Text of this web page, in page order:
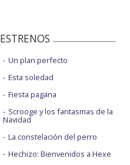
Un plan perfecto
Esta soledad
Fiesta pagäna
Scrooge y los fantasmas de la
Navidad
La constelación del perro
Hechizo: Bienvenidos a Hexe